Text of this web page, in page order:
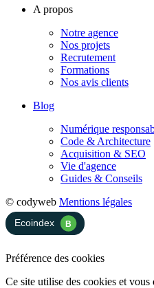
A propos
Notre agence
Nos projets
Recrutement
Formations
Nos avis clients
Blog
Numérique
Code & Architecture
Acquisition & SEO
Vie d'agence
Guides & Conseils
© codyweb Mentions légales
Préférence des cookies
Ce site utilise des cookies et